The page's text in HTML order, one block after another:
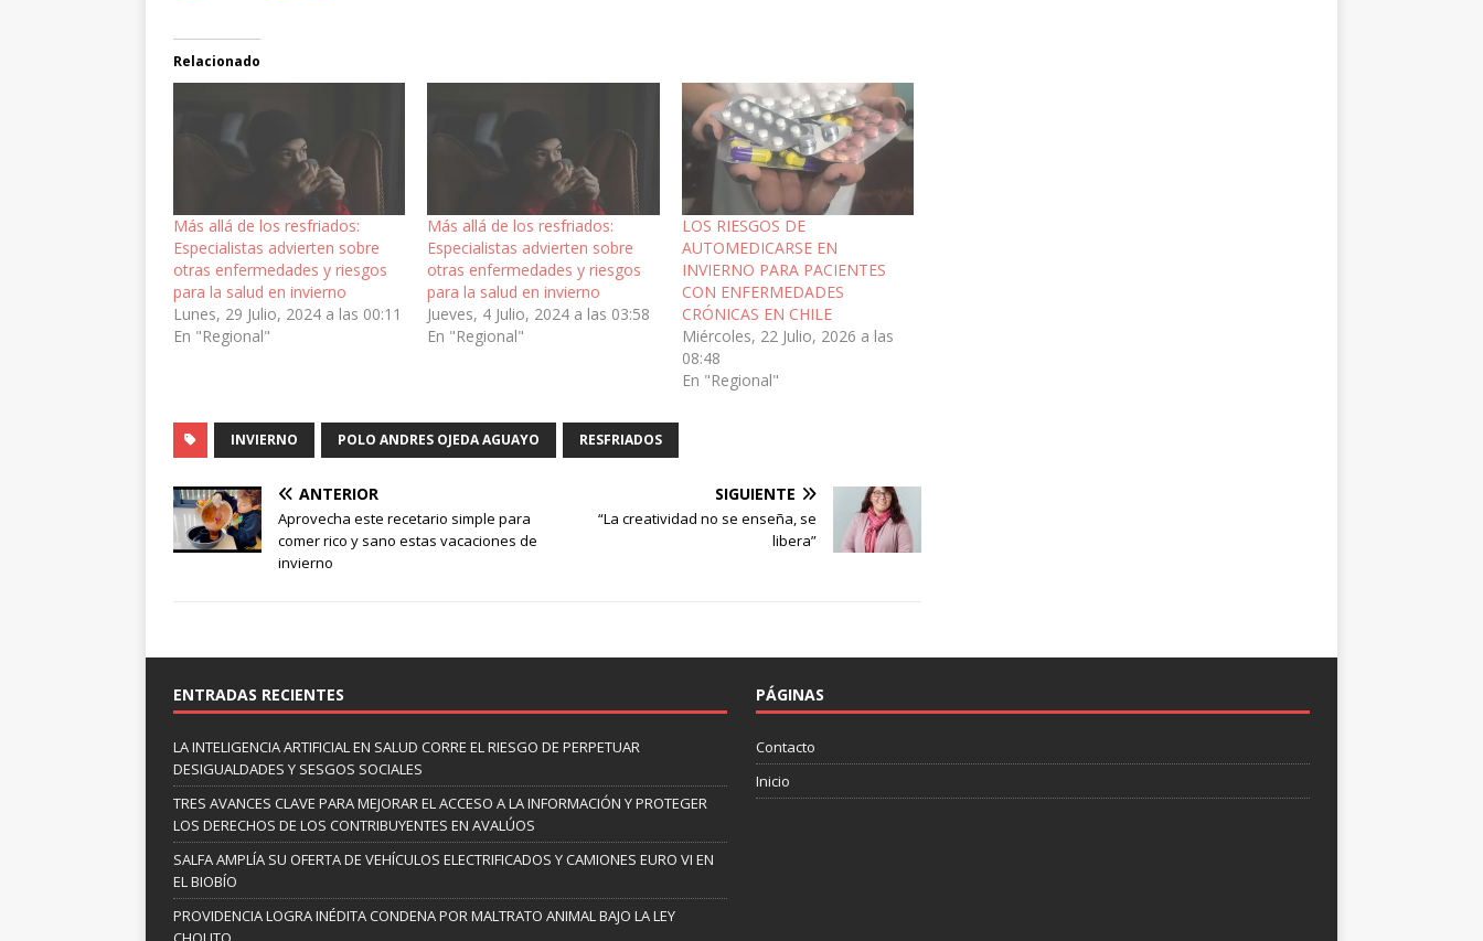
Relacionado
Más allá de los resfriados:
Especialistas advierten sobre
otras enfermedades y riesgos
para la salud en invierno
Lunes, 29 Julio, 2024 a las 00:11
En "Regional"
Más allá de los resfriados:
Especialistas advierten sobre
otras enfermedades y riesgos
para la salud en invierno
Jueves, 4 Julio, 2024 a las 03:58
En "Regional"
LOS RIESGOS DE
AUTOMEDICARSE EN
INVIERNO PARA PACIENTES
CON ENFERMEDADES
CRÓNICAS EN CHILE
Miércoles, 22 Julio, 2026 a las
08:48
En "Regional"
INVIERNO POLO ANDRES OJEDA AGUAYO RESFRIADOS
ANTERIOR
Aprovecha este recetario simple para
comer rico y sano estas vacaciones de
invierno
SIGUIENTE
“La creatividad no se enseña, se
libera”
ENTRADAS RECIENTES
LA INTELIGENCIA ARTIFICIAL EN SALUD CORRE EL RIESGO DE PERPETUAR
DESIGUALDADES Y SESGOS SOCIALES
TRES AVANCES CLAVE PARA MEJORAR EL ACCESO A LA INFORMACIÓN Y PROTEGER
LOS DERECHOS DE LOS CONTRIBUYENTES EN AVALÚOS
SALFA AMPLÍA SU OFERTA DE VEHÍCULOS ELECTRIFICADOS Y CAMIONES EURO VI EN
EL BIOBÍO
PROVIDENCIA LOGRA INÉDITA CONDENA POR MALTRATO ANIMAL BAJO LA LEY
PÁGINAS
Contacto
Inicio